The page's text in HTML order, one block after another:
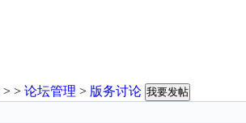
> > 论坛管理 > 版务讨论 我要发帖